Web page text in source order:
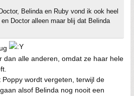
Belinda en Ruby vond ik ook heel
Doctor alleen maar blij dat Belinda
dan alle anderen, omdat ze haar hele
wordt vergeten, terwijl de
alsof Belinda nog nooit een